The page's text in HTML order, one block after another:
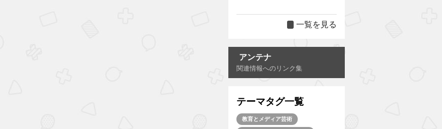
一覧を見る
アンテナ
関連情報へのリンク集
テーマタグ一覧
教育とメディア芸術